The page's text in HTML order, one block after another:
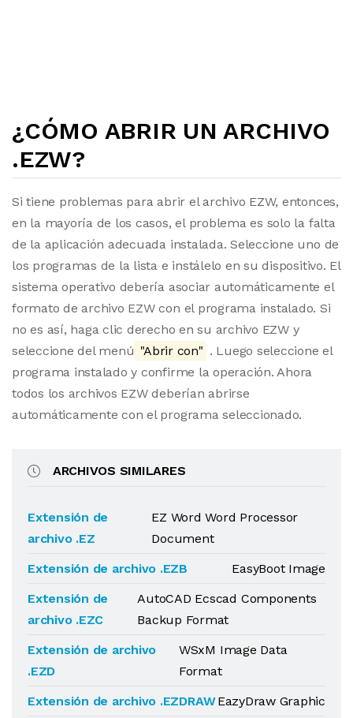
¿CÓMO ABRIR UN ARCHIVO
.EZW?
Si tiene problemas para abrir el archivo EZW, entonces,
en la mayoría de los casos, el problema es solo la falta
de la aplicación adecuada instalada. Seleccione uno de
los programas de la lista e instálelo en su dispositivo. El
sistema operativo debería asociar automáticamente el
formato de archivo EZW con el programa instalado. Si
no es así, haga clic derecho en su archivo EZW y
seleccione del menú "Abrir con" . Luego seleccione el
programa instalado y confirme la operación. Ahora
todos los archivos EZW deberían abrirse
automáticamente con el programa seleccionado.
ARCHIVOS SIMILARES
Extensión de
archivo .EZ
EZ Word Word Processor
Document
Extensión de archivo .EZB
EasyBoot Image
Extensión de
archivo .EZC
AutoCAD Ecscad Components
Backup Format
Extensión de archivo
.EZD
WSxM Image Data
Format
Extensión de archivo .EZDRAWEazyDraw Graphic